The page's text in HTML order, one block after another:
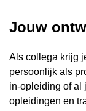
Jouw
Als collega krijg
persoonlijk als
in-opleiding of al
opleidingen en